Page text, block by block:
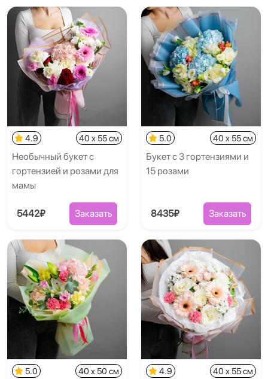
4.9 40 x 55 см
Необычный букет с
гортензией и розами для
мамы
5442₽ Заказать
5.0 40 x 55 см
Букет с 3 гортензиями и
15 розами
8435₽ Заказать
5.0 40 x 50 см 4.9 40 x 55 см